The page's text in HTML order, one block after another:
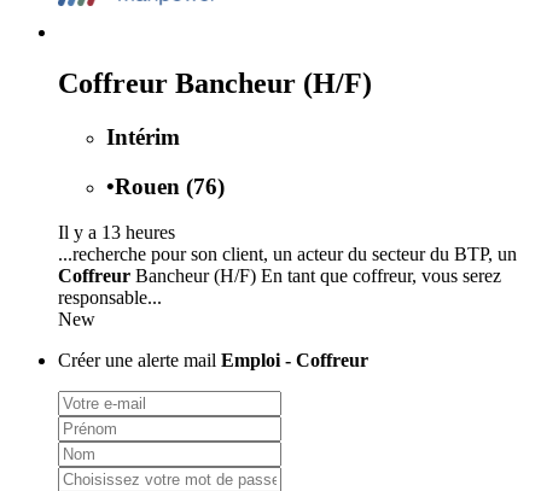
Coffreur Bancheur (H/F)
Intérim
•Rouen (76)
Il y a 13 heures
...recherche pour son client, un acteur du secteur du BTP, un
Coffreur Bancheur (H/F) En tant que coffreur, vous serez
responsable...
New
Créer une alerte mail Emploi - Coffreur